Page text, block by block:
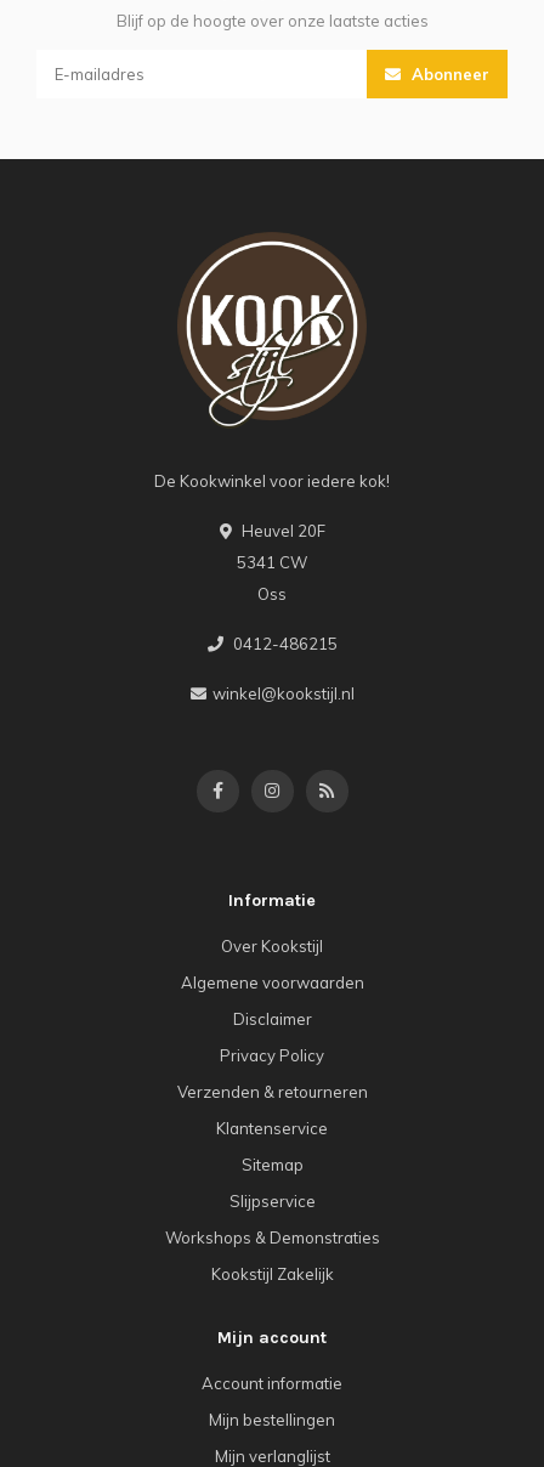
Blijf op de hoogte over onze laatste acties
Abonneer
De Kookwinkel voor iedere kok!
Heuvel 20F
5341 CW
Oss
0412-486215
winkel@kookstijl.nl
Informatie
Over Kookstijl
Algemene voorwaarden
Disclaimer
Privacy Policy
Verzenden & retourneren
Klantenservice
Sitemap
Slijpservice
Workshops & Demonstraties
Kookstijl Zakelijk
Mijn account
Account informatie
Mijn bestellingen
Mijn verlanglijst